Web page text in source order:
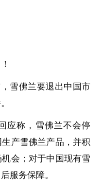
雪佛兰要退出中国市
应称，雪佛兰不会停
产雪佛兰产品，并积
会；对于中国现有雪
服务保障。